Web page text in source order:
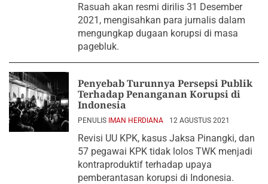
Rasuah akan resmi dirilis 31 Desember
2021, mengisahkan para jurnalis dalam
mengungkap dugaan korupsi di masa
pagebluk.
Penyebab Turunnya Persepsi Publik
Terhadap Penanganan Korupsi di
Indonesia
PENULIS IMAN HERDIANA 12 AGUSTUS 2021
Revisi UU KPK, kasus Jaksa Pinangki, dan
57 pegawai KPK tidak lolos TWK menjadi
kontraproduktif terhadap upaya
pemberantasan korupsi di Indonesia.